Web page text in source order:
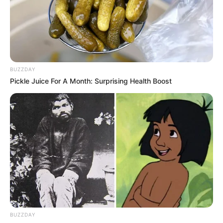
ΤΑ ΠΟΔΙΑ..
BUZZDAY
Pickle Juice For A Month: Surprising Health Boost
BUZZDAY